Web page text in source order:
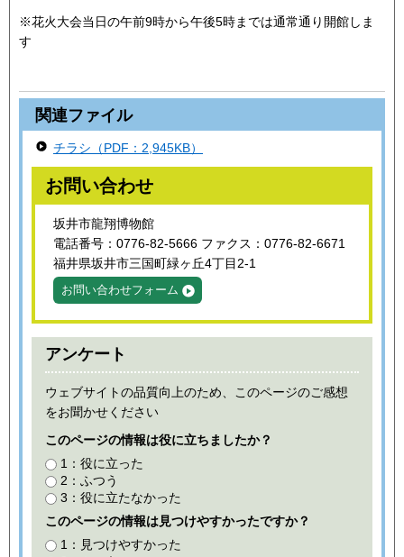
※花火大会当日の午前9時から午後5時までは通常通り開館しま
す
関連ファイル
チラシ（PDF：2,945KB）
お問い合わせ
坂井市龍翔博物館
電話番号：0776-82-5666 ファクス：0776-82-6671
福井県坂井市三国町緑ヶ丘4丁目2-1
お問い合わせフォーム
アンケート
ウェブサイトの品質向上のため、このページのご感想
をお聞かせください
このページの情報は役に立ちましたか？
1：役に立った
2：ふつう
3：役に立たなかった
このページの情報は見つけやすかったですか？
1：見つけやすかった